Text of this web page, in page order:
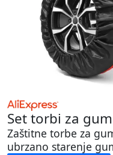
Set torbi za
Zaštitne torbe za
ubrzano starenje